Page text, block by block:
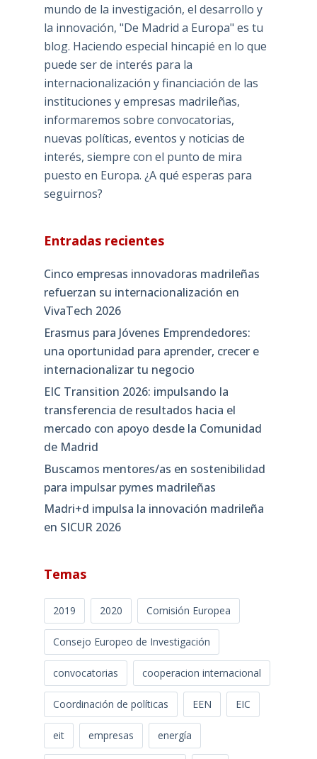
mundo de la investigación, el desarrollo y
la innovación, "De Madrid a Europa" es tu
blog. Haciendo especial hincapié en lo que
puede ser de interés para la
internacionalización y financiación de las
instituciones y empresas madrileñas,
informaremos sobre convocatorias,
nuevas políticas, eventos y noticias de
interés, siempre con el punto de mira
puesto en Europa. ¿A qué esperas para
seguirnos?
Entradas recientes
Cinco empresas innovadoras madrileñas
refuerzan su internacionalización en
VivaTech 2026
Erasmus para Jóvenes Emprendedores:
una oportunidad para aprender, crecer e
internacionalizar tu negocio
EIC Transition 2026: impulsando la
transferencia de resultados hacia el
mercado con apoyo desde la Comunidad
de Madrid
Buscamos mentores/as en sostenibilidad
para impulsar pymes madrileñas
Madri+d impulsa la innovación madrileña
en SICUR 2026
Temas
2019 2020 Comisión Europea
Consejo Europeo de Investigación
convocatorias cooperacion internacional
Coordinación de políticas EEN EIC
eit empresas energía